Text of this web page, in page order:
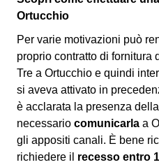
Ortucchio
Per varie motivazioni può
proprio contratto di fornitura
Tre a Ortucchio e quindi
si aveva attivato in
è acclarata la presenza della
necessario comunicarla a
gli appositi canali. È bene
richiedere il recesso entro